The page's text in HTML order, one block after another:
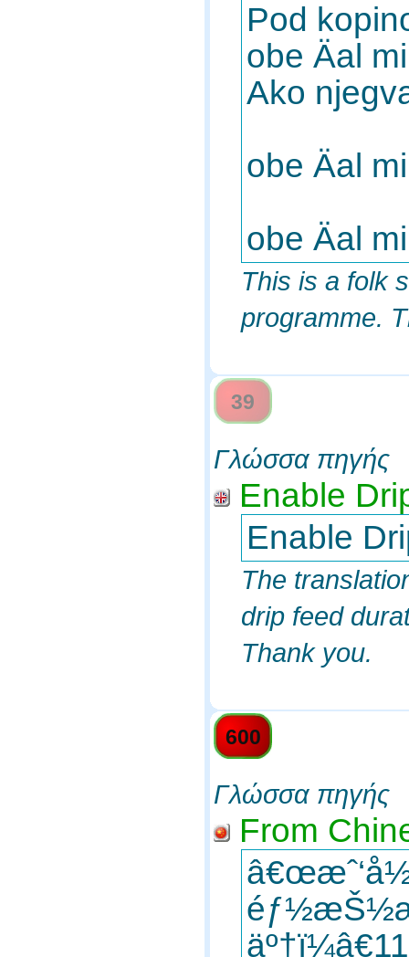
Pod
obe Äal
Ako
obe Äal
obe Äal
This is a folk
programme.
39
Γλώσσα πηγής
Enable
Enable
The
drip feed
Thank you.
600
Γλώσσα πηγής
From